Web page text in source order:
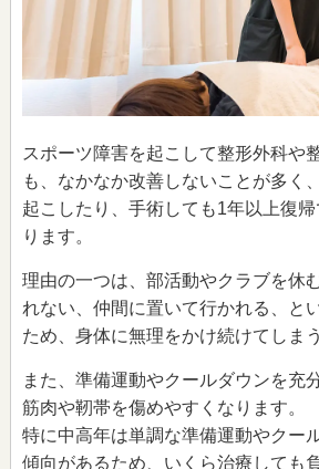
スポーツ障害を起こして整形外科や
も、なかなか改善しないことが多く
起こしたり、手術しても1年以上復
ります。
理由の一つは、部活動やクラブを休
れない、仲間に置いて行かれる、と
ため、身体に無理をかけ続けてしま
また、準備運動やクールダウンを充
筋肉や靭帯を傷めやすくなります。
特に中高年は単調な準備運動やクー
傾向があるため、いくら治療しても